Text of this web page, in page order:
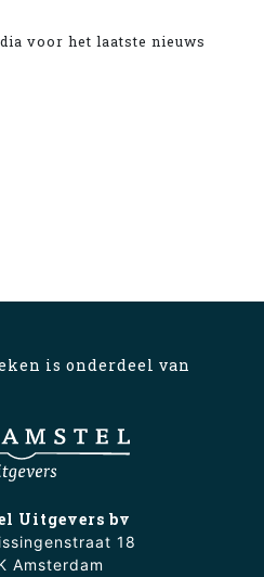
voor het laatste nieuws
is onderdeel van
Uitgevers bv
18
Amsterdam